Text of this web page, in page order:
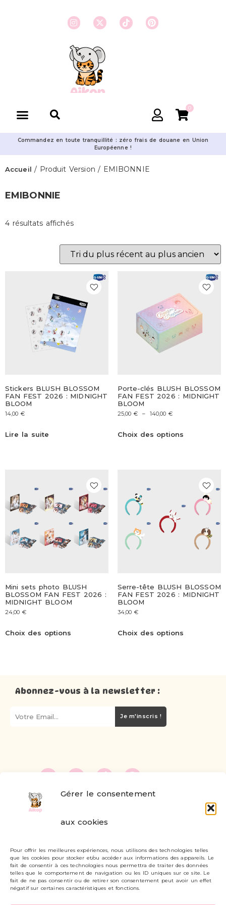
Gérer le consentement
aux cookies
Pour offrir les meilleures expériences, nous utilisons des technologies telles
que les cookies pour stocker et/ou accéder aux informations des appareils. Le
fait de consentir à ces technologies nous permettra de traiter des données
telles que le comportement de navigation ou les ID uniques sur ce site. Le
fait de ne pas consentir ou de retirer son consentement peut avoir un effet
négatif sur certaines caractéristiques et fonctions.
0
Commandez en toute tranquillité : zéro frais de douane en Union
Européenne !
Accueil / Produit Version / EMIBONNIE
EMIBONNIE
4 résultats affichés
Stickers BLUSH BLOSSOM
FAN FEST 2026 : MIDNIGHT
BLOOM
14,00€
Lire la suite
Porte-clés BLUSH BLOSSOM
FAN FEST 2026 : MIDNIGHT
BLOOM
25,00 € – 140,00 €
Choix des options
Mini sets photo BLUSH
BLOSSOM FAN FEST 2026 :
MIDNIGHT BLOOM
24,00 €
Choix des options
Serre-tête BLUSH BLOSSOM
FAN FEST 2026 : MIDNIGHT
BLOOM
34,00 €
Choix des options
Abonnez-vous à la newsletter :
Je m'inscris !
Livraisons et retours
Mon compte